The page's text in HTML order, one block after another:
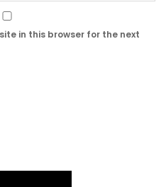
in this browser for the next